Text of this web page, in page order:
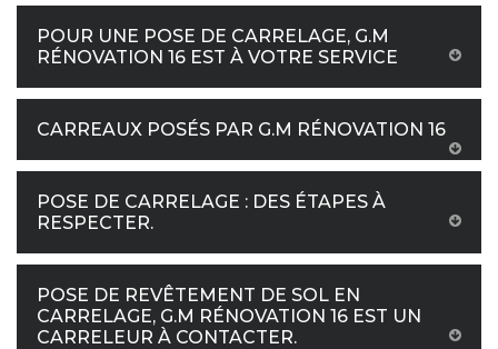
POUR UNE POSE DE CARRELAGE, G.M
RÉNOVATION 16 EST À VOTRE SERVICE
CARREAUX POSÉS PAR G.M RÉNOVATION 16
POSE DE CARRELAGE : DES ÉTAPES À
RESPECTER.
POSE DE REVÊTEMENT DE SOL EN
CARRELAGE, G.M RÉNOVATION 16 EST UN
CARRELEUR À CONTACTER.